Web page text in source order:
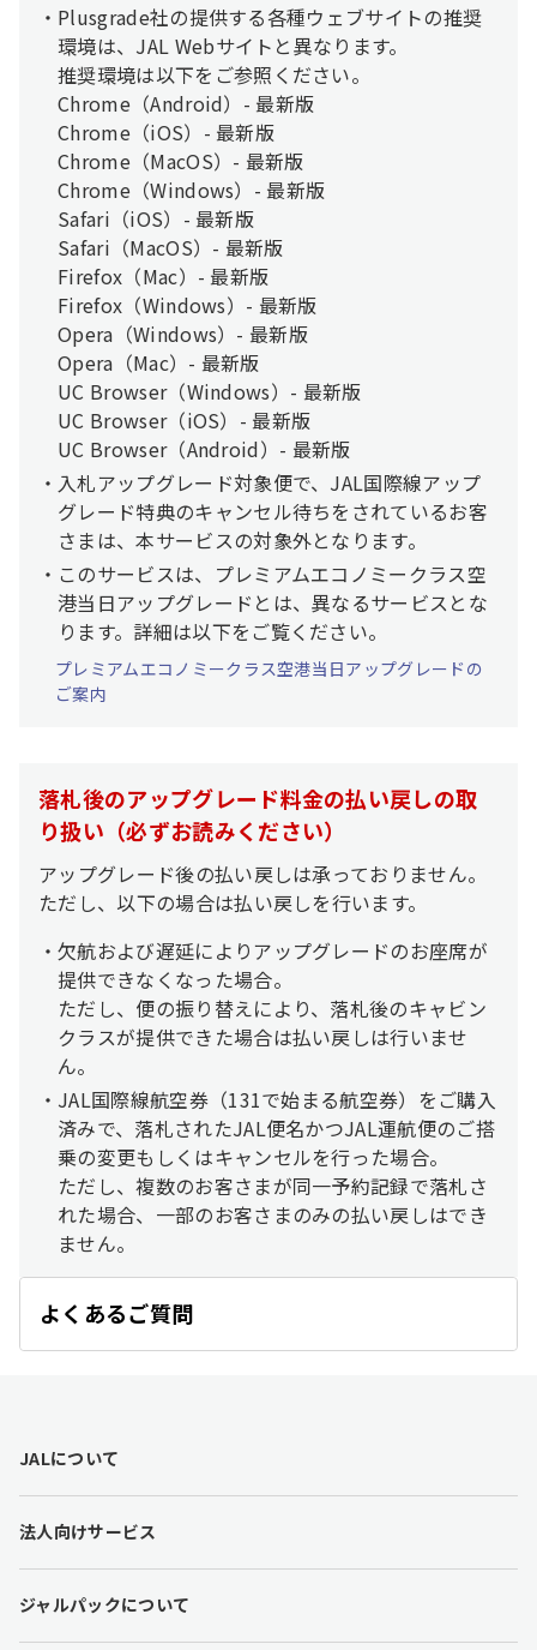
Plusgrade社の提供する各種ウェブサイトの推奨
環境は、JAL Webサイトと異なります。
推奨環境は以下をご参照ください。
Chrome（Android）- 最新版
Chrome（iOS）- 最新版
Chrome（MacOS）- 最新版
Chrome（Windows）- 最新版
Safari（iOS）- 最新版
Safari（MacOS）- 最新版
Firefox（Mac）- 最新版
Firefox（Windows）- 最新版
Opera（Windows）- 最新版
Opera（Mac）- 最新版
UC Browser（Windows）- 最新版
UC Browser（iOS）- 最新版
UC Browser（Android）- 最新版
入札アップグレード対象便で、JAL国際線アップ
グレード特典のキャンセル待ちをされているお客
さまは、本サービスの対象外となります。
このサービスは、プレミアムエコノミークラス空
港当日アップグレードとは、異なるサービスとな
ります。詳細は以下をご覧ください。
プレミアムエコノミークラス空港当日アップグレードの
ご案内
落札後のアップグレード料金の払い戻しの取
り扱い（必ずお読みください）
アップグレード後の払い戻しは承っておりません。
ただし、以下の場合は払い戻しを行います。
欠航および遅延によりアップグレードのお座席が
提供できなくなった場合。
ただし、便の振り替えにより、落札後のキャビン
クラスが提供できた場合は払い戻しは行いませ
ん。
JAL国際線航空券（131で始まる航空券）をご購入
済みで、落札されたJAL便名かつJAL運航便のご搭
乗の変更もしくはキャンセルを行った場合。
ただし、複数のお客さまが同一予約記録で落札さ
れた場合、一部のお客さまのみの払い戻しはでき
ません。
よくあるご質問
く
o
e
i
n
JALについて
法人向けサービス
ジャルパックについて